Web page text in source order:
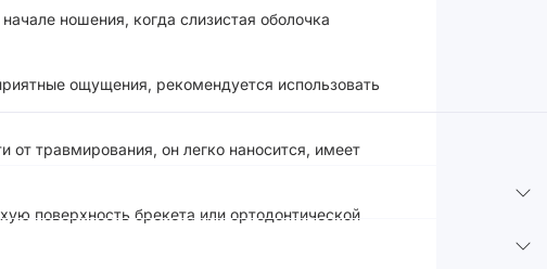
ношения, когда слизистая оболочка
ощущения, рекомендуется использовать
от травмирования, он легко наносится, имеет
поверхность брекета или ортодонтической